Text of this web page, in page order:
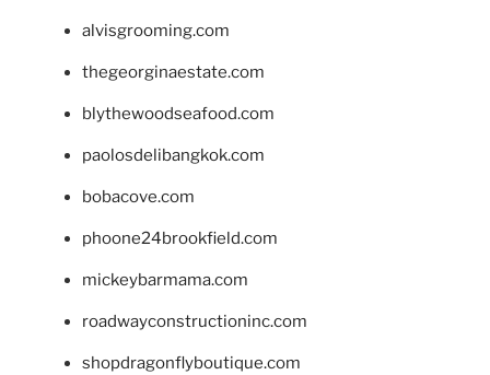
alvisgrooming.com
thegeorginaestate.com
blythewoodseafood.com
paolosdelibangkok.com
bobacove.com
phoone24brookfield.com
mickeybarmama.com
roadwayconstructioninc.com
shopdragonflyboutique.com